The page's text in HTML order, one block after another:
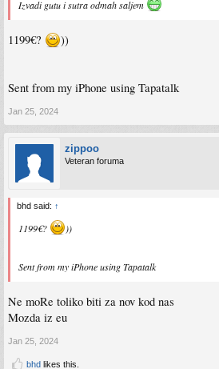
Izvadi gutu i sutra odmah saljem
1199€? ))
Sent from my iPhone using Tapatalk
Jan 25, 2024
zippoo
Veteran foruma
bhd said: ↑
1199€? ))
Sent from my iPhone using Tapatalk
Ne moRe toliko biti za nov kod nas
Mozda iz eu
Jan 25, 2024
bhd likes this.